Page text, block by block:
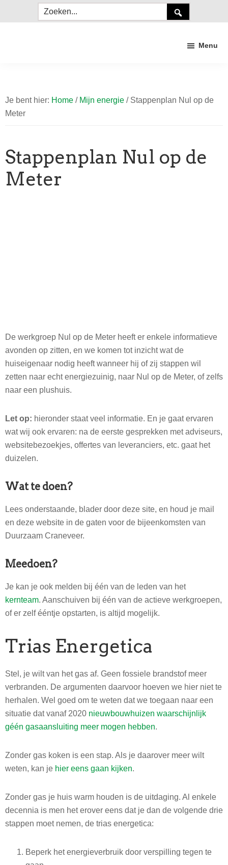
Zoeken...
Menu
Je bent hier: Home / Mijn energie /Stappenplan Nul op de
Meter
Stappenplan Nul op de
Meter
De werkgroep Nul op de Meter heeft er enkele informatieve
avonden op zitten, en we komen tot inzicht wat de
huiseigenaar nodig heeft wanneer hij of zij stappen wil
zetten naar echt energiezuinig, naar Nul op de Meter, of zelfs
naar een plushuis.
Let op: hieronder staat veel informatie. En je gaat ervaren
wat wij ook ervaren: na de eerste gesprekken met adviseurs,
websitebezoekjes, offertes van leveranciers, etc. gaat het
duizelen.
Wat te doen?
Lees onderstaande, blader door deze site, en houd je mail
en deze website in de gaten voor de bijeenkomsten van
Duurzaam Craneveer.
Meedoen?
Je kan je ook melden bij één van de leden van het
kernteam. Aanschuiven bij één van de actieve werkgroepen,
of er zelf ééntje opstarten, is altijd mogelijk.
Trias Energetica
Stel, je wilt van het gas af. Geen fossiele brandstof meer
verbranden. De argumenten daarvoor hoeven we hier niet te
herhalen. Wel goed om te weten dat we toegaan naar een
situatie dat vanaf 2020 nieuwbouwhuizen waarschijnlijk
géén gasaansluiting meer mogen hebben.
Zonder gas koken is een stap. Als je daarover meer wilt
weten, kan je hier eens gaan kijken.
Zonder gas je huis warm houden is de uitdaging. Al enkele
decennia is men het erover eens dat je dan de volgende drie
stappen moet nemen, de trias energetica:
Beperk het energieverbruik door verspilling tegen te